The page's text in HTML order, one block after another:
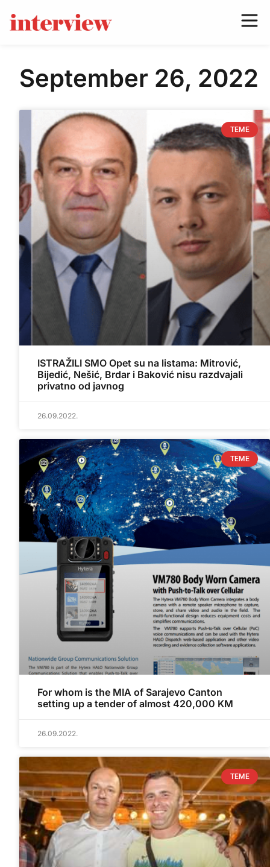
September 26, 2022
TEME
ISTRAŽILI SMO Opet su na listama: Mitrović,
Bijedić, Nešić, Brdar i Baković nisu razdvajali
privatno od javnog
26.09.2022.
TEME
For whom is the MIA of Sarajevo Canton
setting up a tender of almost 420,000 KM
26.09.2022.
TEME